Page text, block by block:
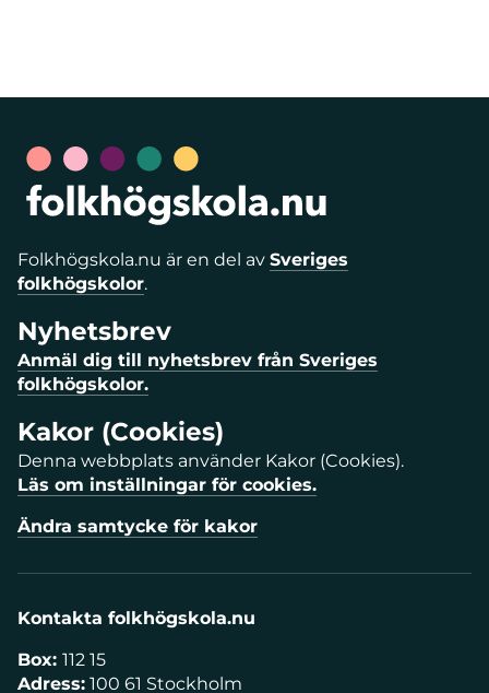
Folkhögskola.nu är en del av Sveriges
folkhögskolor.
Nyhetsbrev
Anmäl dig till nyhetsbrev från Sveriges
folkhögskolor.
Kakor (Cookies)
Denna webbplats använder Kakor (Cookies).
Läs om inställningar för cookies.
Ändra samtycke för kakor
Kontakta folkhögskola.nu
Box: 112 15
Adress: 100 61 Stockholm